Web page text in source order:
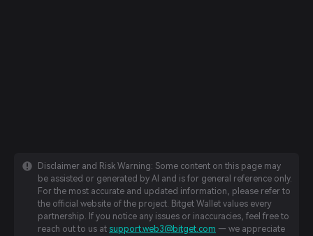
Disclaimer and Risk Warning: Some content on this page may
be assisted or generated by AI and is for general reference only.
For the most accurate and updated information, please refer to
the official website of the project. Bitget Wallet values every
partnership. If you notice any issues or inaccuracies, feel free to
reach out to us at support.web3@bitget.com — we appreciate